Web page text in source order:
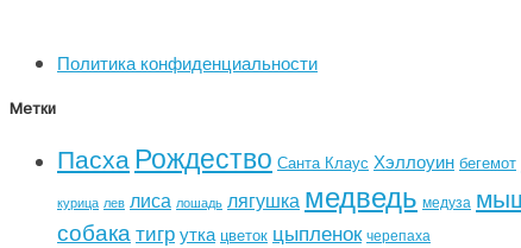
Политика конфиденциальности
Метки
ПасхаРождество Санта Клаус Хэллоуин бегемот
курица лев лиса лошадь лягушка медведь медуза
собака тигрутка цветок цыпленок черепаха